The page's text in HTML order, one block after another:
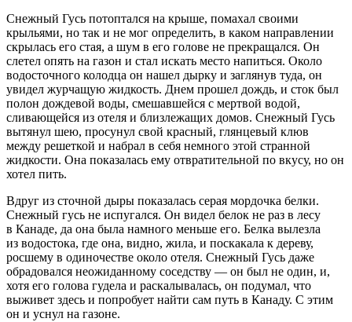
Снежный Гусь потоптался на крыше, помахал своими
крыльями, но так и не мог определить, в каком направлении
скрылась его стая, а шум в его голове не прекращался. Он
слетел опять на газон и стал искать место напиться. Около
водосточного колодца он нашел дырку и заглянув туда, он
увидел журчащую жидкость. Днем прошел дождь, и сток был
полон дождевой воды, смешавшейся с мертвой водой,
сливающейся из отеля и близлежащих домов. Снежный Гусь
вытянул шею, просунул свой красный, глянцевый клюв
между решеткой и набрал в себя немного этой странной
жидкости. Она показалась ему отвратительной по вкусу, но он
хотел пить.
Вдруг из сточной дыры показалась серая мордочка белки.
Снежный гусь не испугался. Он видел белок не раз в лесу
в Канаде, да она была намного меньше его. Белка вылезла
из водостока, где она, видно, жила, и поскакала к дереву,
росшему в одиночестве около отеля. Снежный Гусь даже
обрадовался неожиданному соседству — он был не один, и,
хотя его голова гудела и раскалывалась, он подумал, что
выживет здесь и попробует найти сам путь в Канаду. С этим
он и уснул на газоне.